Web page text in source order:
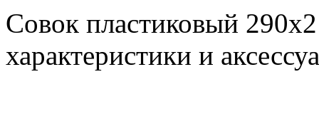
Совок пластиковый
характеристики и